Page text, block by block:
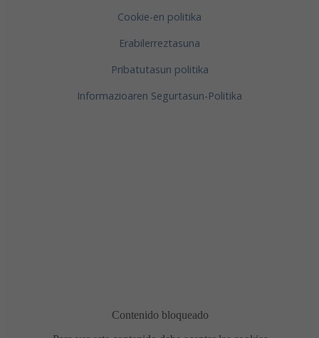
Cookie-en politika
Erabilerreztasuna
Pribatutasun politika
Informazioaren Segurtasun-Politika